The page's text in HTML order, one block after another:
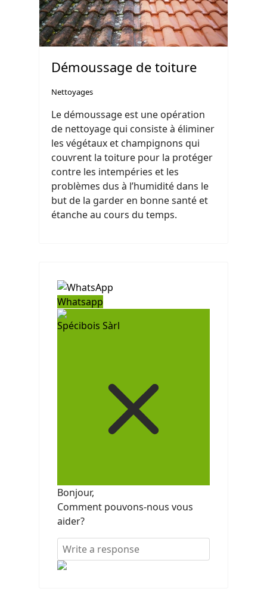
Démoussage de toiture
Nettoyages
Le démoussage est une opération
de nettoyage qui consiste à éliminer
les végétaux et champignons qui
couvrent la toiture pour la protéger
contre les intempéries et les
problèmes dus à l’humidité dans le
but de la garder en bonne santé et
étanche au cours du temps.
Whatsapp
Spécibois Sàrl
Bonjour,
Comment pouvons-nous vous
aider?